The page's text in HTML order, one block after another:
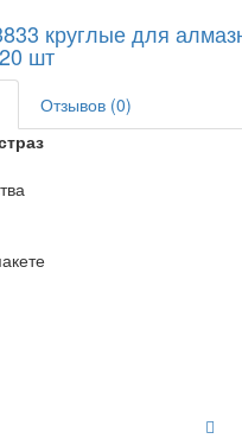
круглые для
шт
Отзывов (0)